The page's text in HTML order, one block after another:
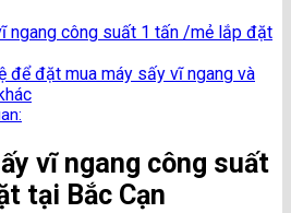
ngang công suất 1 tấn /mẻ lắp đặt
để đặt mua máy sấy vĩ ngang và
vĩ ngang công suất
tại Bắc Cạn